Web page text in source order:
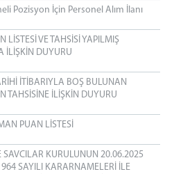
Pozisyon İçin Personel Alım İlanı
LİSTESİ VE TAHSİSİ YAPILMIŞ
İLİŞKİN DUYURU
İTİBARIYLA BOŞ BULUNAN
TAHSİSİNE İLİŞKİN DUYURU
PUAN LİSTESİ
SAVCILAR KURULUNUN 20.06.2025
964 SAYILI KARARNAMELERİ İLE